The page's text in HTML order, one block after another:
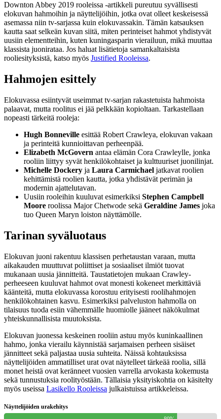
Downton Abbey 2019 rooleissa -artikkeli pureutuu syvällisesti
elokuvan hahmoihin ja näyttelijöihin, jotka ovat olleet keskeisessä
asemassa niin tv-sarjassa kuin elokuvassakin. Tämän katsauksen
kautta saat selkeän kuvan siitä, miten perinteiset hahmot yhdistyvät
uusiin elementteihin, kuten kuningasparin vierailuun, mikä muuttaa
klassista juonirataa. Jos haluat lisätietoja samankaltaisista
rooliesityksistä, katso myös Justified Rooleissa.
Hahmojen esittely
Elokuvassa esiintyvät useimmat tv-sarjan rakastetuista hahmoista
palaavat, mutta roolitus ei jää pelkkään kopioltaan. Tarkastellaan
nopeasti tärkeitä rooleja:
Hugh Bonneville esittää Robert Crawleya, elokuvan vakaan
ja perinteitä kunnioittavan perheenpää.
Elizabeth McGovern antaa elämän Cora Crawleylle, jonka
rooliin liittyy syvät henkilökohtaiset ja kulttuuriset juonilinjat.
Michelle Dockery ja Laura Carmichael jatkavat roolien
kehittämistä roolien kautta, jotka yhdistävät perimän ja
modernin ajattelutavan.
Uusiin rooleihin kuuluvat esimerkiksi Stephen Campbell
Moore roolissa Major Chetwode sekä Geraldine James joka
tuo Queen Maryn loiston näyttämölle.
Tarinan syväluotaus
Elokuvan juoni rakentuu klassisen perhetaustan varaan, mutta
aikakauden muuttuvat poliittiset ja sosiaaliset ilmiöt tuovat
mukanaan uusia jännitteitä. Taustatietojen mukaan Crawley-
perheeseen kuuluvat hahmot ovat monesti kokeneet merkittäviä
käänteitä, mutta elokuvassa korostuu erityisesti roolihahmojen
henkilökohtainen kasvu. Esimerkiksi palveluston hahmolla on
tilaisuus tuoda esiin vähemmälle huomiolle jääneet näkökulmat
yhteiskunnallisista muutoksista.
Elokuvan juonessa keskeinen rooliin astuu myös kuninkaallinen
hahmo, jonka vierailu käynnistää sarjamaisen perheen sisäiset
jännitteet sekä paljastaa uusia suhteita. Näissä kohtauksissa
näyttelijöiden ammatilliset urat ovat näytelleet tärkeää roolia, sillä
monet heistä ovat keränneet vuosien varrella arvokasta kokemusta
sekä tunnustuksia roolityöstään. Tällaisia yksityiskohtia on käsitelty
myös useissa Lasikello Rooleissa julkaistuissa artikkeleissa.
Näyttelijöiden urakehitys